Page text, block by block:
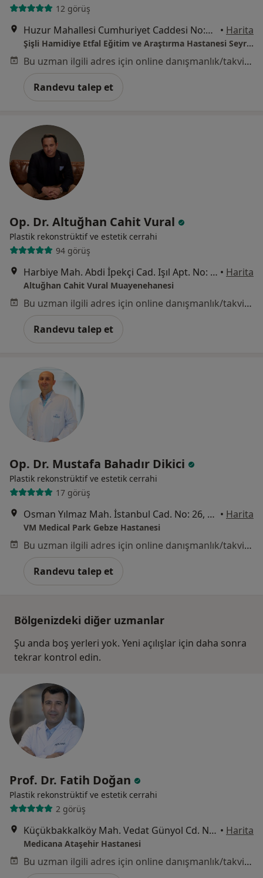
12 görüş
Huzur Mahallesi Cumhuriyet Caddesi No:1 Sarıyer, İstanbul, Sarıyer • Harita
Şişli Hamidiye Etfal Eğitim ve Araştırma Hastanesi Seyrantepe Yerleşkesi
Bu uzman ilgili adres için online danışmanlık/takvim sunmuyor.
Randevu talep et
Op. Dr. Altuğhan Cahit Vural
Plastik rekonstrüktif ve estetik cerrahi
94 görüş
Harbiye Mah. Abdi İpekçi Cad. Işıl Apt. No: 3/3 Nişantaşı, İstanbul • Harita
Altuğhan Cahit Vural Muayenehanesi
Bu uzman ilgili adres için online danışmanlık/takvim sunmuyor.
Randevu talep et
Op. Dr. Mustafa Bahadır Dikici
Plastik rekonstrüktif ve estetik cerrahi
17 görüş
Osman Yılmaz Mah. İstanbul Cad. No: 26, Kocaeli • Harita
VM Medical Park Gebze Hastanesi
Bu uzman ilgili adres için online danışmanlık/takvim sunmuyor.
Randevu talep et
Bölgenizdeki diğer uzmanlar
Şu anda boş yerleri yok. Yeni açılışlar için daha sonra
tekrar kontrol edin.
Prof. Dr. Fatih Doğan
Plastik rekonstrüktif ve estetik cerrahi
2 görüş
Küçükbakkalköy Mah. Vedat Günyol Cd. No:24, Ataşehir • Harita
Medicana Ataşehir Hastanesi
Bu uzman ilgili adres için online danışmanlık/takvim sunmuyor.